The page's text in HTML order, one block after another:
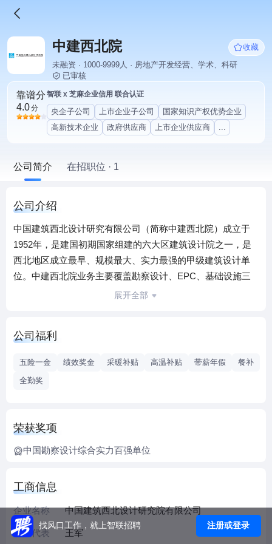
中建西北院
收藏
未融资 · 1000-9999人 · 房地产开发经营、学术、科研
已审核
靠谱分
4.0分
智联 x 芝麻企业信用 联合认证
央企子公司 上市企业子公司
国家知识产权优势企业
高新技术企业
政府供应商 上市企业供应商 ...
公司简介 在招职位 · 1
公司介绍
中国建筑西北设计研究有限公司（简称中建西北院）成立于
1952年，是建国初期国家组建的六大区建筑设计院之一，是
西北地区成立最早、规模最大、实力最强的甲级建筑设计单
位。中建西北院业务主要覆盖勘察设计、EPC、基础设施三
大板块，形成了基于绿色与“和合”文化的中华建筑文化的传
域荣获省级政府质量奖的企业；2018年中国品牌价值评价品
集体、省级文明单位标兵、全国“五一劳动奖状”单位、全国
单位、当代建筑设计百家名院、“全国企业文化竞争力十强”单
位，中国勘察设计综合实力百强单位、RCC“十大建筑设计
展开全部
公司福利
五险一金 绩效奖金 采暖补贴 高温补贴 带薪年假
餐补
全勤奖
荣获奖项
中国勘察设计综合实力百强单位
工商信息
企业名称 中国建筑西北设计研究院有限公司
法人代表 王军
找风口工作，就上智联招聘 注册或登录